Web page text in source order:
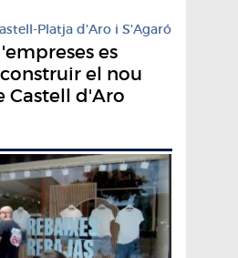
Platja d'Aro i S'Agaró
es
el nou
Castell d'Aro